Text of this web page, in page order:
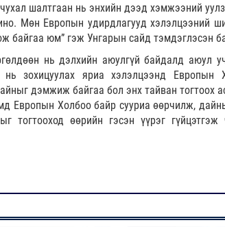
шалтгаан нь энхийн дээд хэмжээний
Мөн Европын удирдлагууд хэлэлцээний
байгаа юм” гэж Унгарын сайд тэмдэглэсэн
нь дэлхийн аюулгүй байдалд аюул
зохицуулах яриа хэлэлцээнд Европын
дэмжиж байгаа бол энх тайван тогтоох
Европын Холбоо байр сууриа өөрчилж,
тогтооход өөрийн гэсэн үүрэг гүйцэтгэж